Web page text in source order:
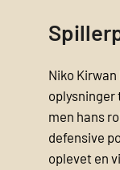
Niko
oplysninger
men hans
defensive
oplevet en